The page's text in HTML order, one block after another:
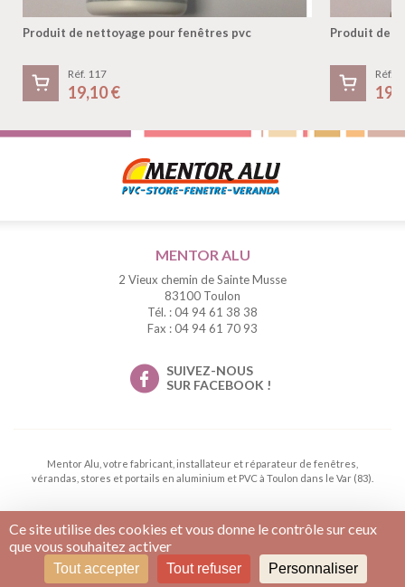
Produit de nettoyage pour fenêtres pvc
Réf. 117
19,10 €
Produit de
Réf.
MENTOR ALU
2 Vieux chemin de Sainte Musse
83100 Toulon
Tél. : 04 94 61 38 38
Fax : 04 94 61 70 93
SUIVEZ-NOUS
SUR FACEBOOK !
Mentor Alu, votre fabricant, installateur et réparateur de fenêtres,
vérandas, stores et portails en aluminium et PVC à Toulon dans le Var (83).
Conditions générales de vente
Ce site utilise des cookies et vous donne le contrôle sur ceux
que vous souhaitez activer
Tout accepter Tout refuser Personnaliser